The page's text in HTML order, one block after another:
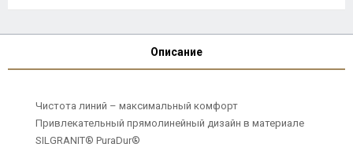
Описание
Чистота линий – максимальный комфорт
Привлекательный прямолинейный дизайн в материале
SILGRANIT® PuraDur®